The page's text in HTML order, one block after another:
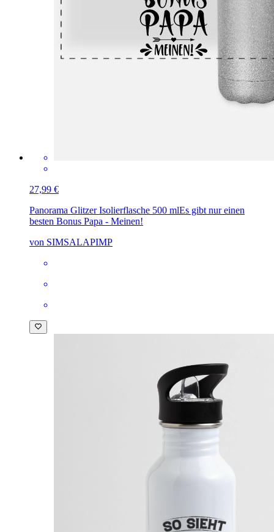
27,99 €
Panorama Glitzer Isolierflasche 500 mlEs gibt nur einen
besten Bonus Papa - Meinen!
von SIMSALAPIMP